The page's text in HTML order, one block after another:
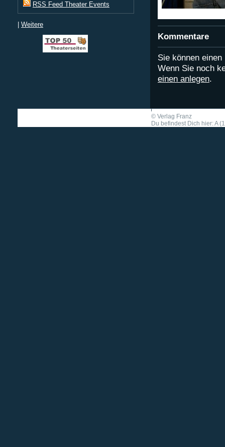
RSS Feed Theater Events
| Weitere
Kommentare
Sie können
Wenn Sie noch
einen anlegen.
© Verlag Franz
Du befindest Dich hier: A